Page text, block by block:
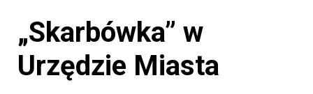
„Skarbówka” w
Urzędzie Miasta